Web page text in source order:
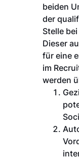
beiden
der
Stelle
Dieser
für eine
im
werden